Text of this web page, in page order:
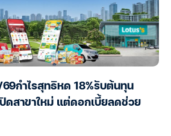
69กำไรสุทธิหด 18%รับต้นทุน
สาขาใหม่ แต่ดอกเบี้ยลดช่วย